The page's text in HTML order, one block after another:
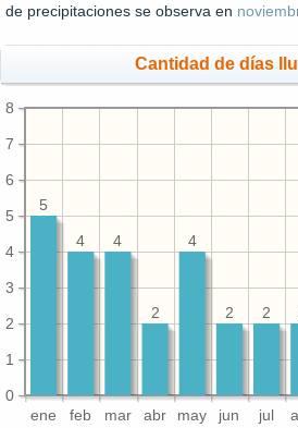
de precipitaciones se observa en
Cantidad de días
ene feb mar abr may jun jul
0
1
2
3
4
5
6
7
8
2
2
4
2
4
4
5